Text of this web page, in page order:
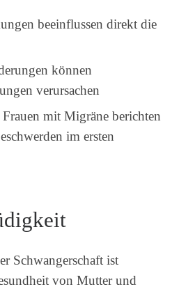
beeinflussen direkt die
können
verursachen
mit Migräne berichten
im ersten
Schwangerschaft ist
von Mutter und